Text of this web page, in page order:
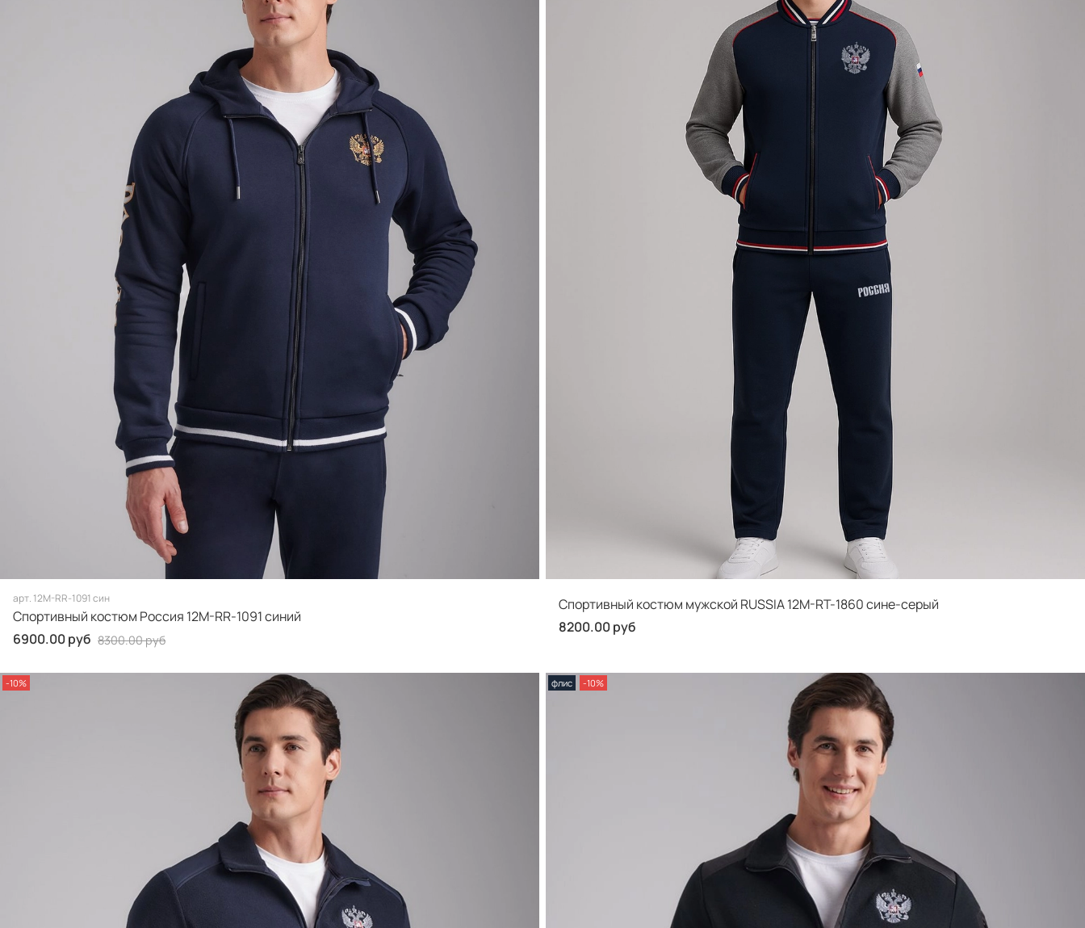
арт. 12M-RR-1091 син
Спортивный костюм Россия 12M-RR-1091 синий
6900.00 руб 8300.00 руб
Спортивный костюм мужской RUSSIA 12M-RT-1860 сине-серый
8200.00 руб
-10% флис -10%